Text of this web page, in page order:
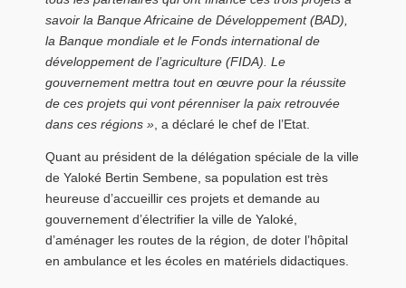
savoir la Banque Africaine de Développement (BAD),
la Banque mondiale et le Fonds international de
développement de l’agriculture (FIDA). Le
gouvernement mettra tout en œuvre pour la réussite
de ces projets qui vont pérenniser la paix retrouvée
dans ces régions » , a déclaré le chef de l’Etat.
Quant au président de la délégation spéciale de la ville
de Yaloké Bertin Sembene, sa population est très
heureuse d’accueillir ces projets et demande au
gouvernement d’électrifier la ville de Yaloké,
d’aménager les routes de la région, de doter l’hôpital
en ambulance et les écoles en matériels didactiques.